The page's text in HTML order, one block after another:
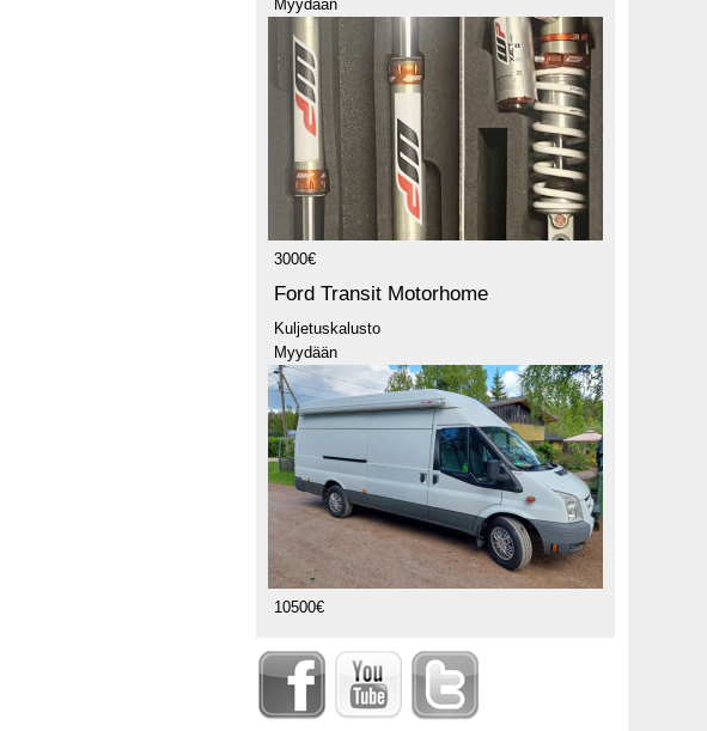
Myydään
3000€
Ford Transit Motorhome
Kuljetuskalusto
Myydään
10500€